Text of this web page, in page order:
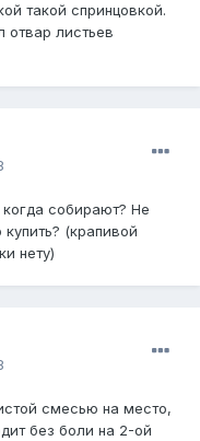
такой спринцовкой.
отвар листьев
собирают? Не
(крапивой
нету)
смесью на место,
без боли на 2-ой